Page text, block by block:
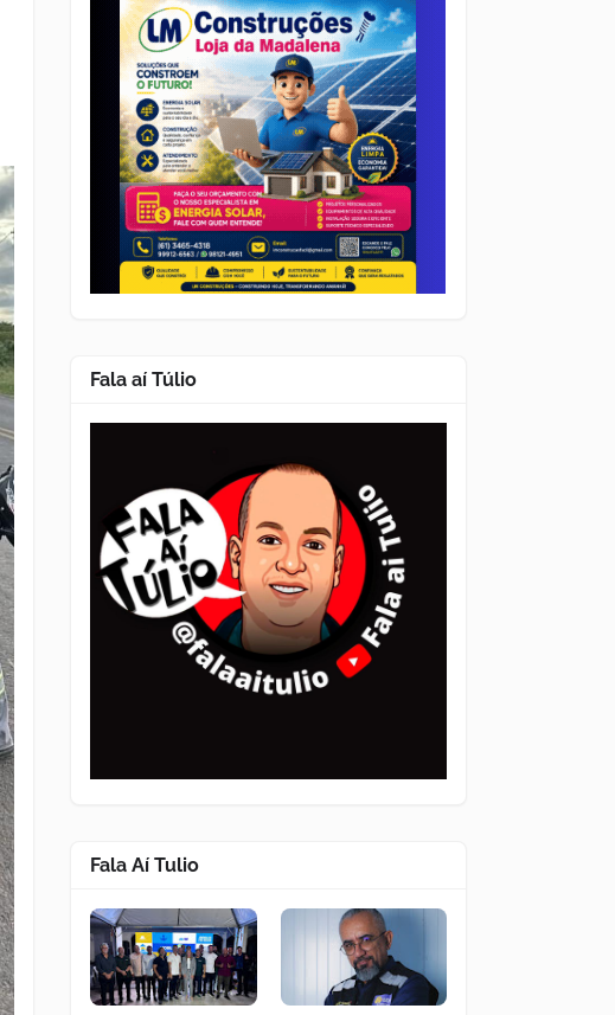
Fala aí Túlio
Fala Aí Tulio